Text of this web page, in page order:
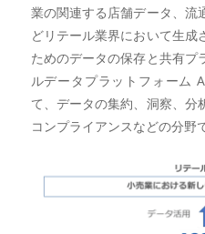
業の関連する店舗データ、流
どリテール業界において生成
ためのデータの保存と共有プ
ルデータプラットフォーム
て、データの集約、洞察、分
コンプライアンスなどの分野